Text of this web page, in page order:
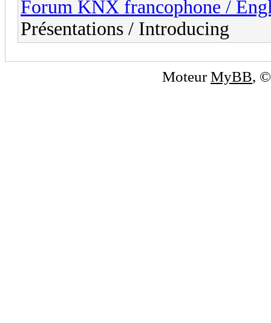
Forum KNX francophone /
Présentations / Introducing
MoteurMyBB,